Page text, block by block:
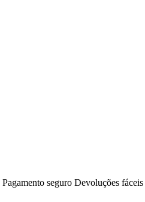
Pagamento seguro Devoluções fáceis